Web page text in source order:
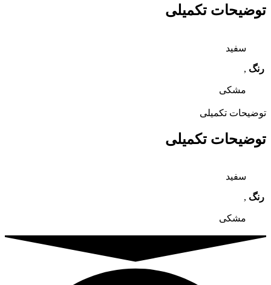
توضیحات تکمیلی
رنگ
سفید
,
مشکی
توضیحات تکمیلی
توضیحات تکمیلی
رنگ
سفید
,
مشکی